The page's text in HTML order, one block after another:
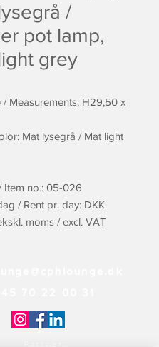
/
pot lamp,
grey
/ Measurements: H29,50 x
Mat lysegrå / Mat light
Item no.: 05-026
/ Rent pr. day: DKK
moms / excl. VAT